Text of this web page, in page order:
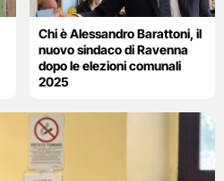
Chi è Alessandro Barattoni, il
nuovo sindaco di Ravenna
dopo le elezioni comunali
2025